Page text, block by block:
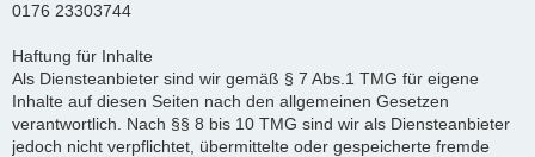
0176 23303744
Haftung für Inhalte
Als Diensteanbieter sind wir gemäß § 7 Abs.1 TMG für eigene
Inhalte auf diesen Seiten nach den allgemeinen Gesetzen
verantwortlich. Nach §§ 8 bis 10 TMG sind wir als Diensteanbieter
jedoch nicht verpflichtet, übermittelte oder gespeicherte fremde